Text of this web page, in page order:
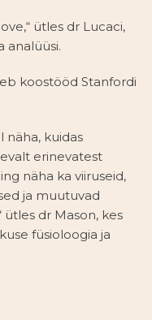
ütles dr Lucaci,
analüüsi.
koostööd Stanfordi
näha, kuidas
erinevatest
näha ka viiruseid,
ja muutuvad
dr Mason, kes
füsioloogia ja